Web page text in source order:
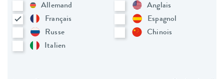
Allemand
Anglais
Français
Espagnol
Russe
Chinois
Italien